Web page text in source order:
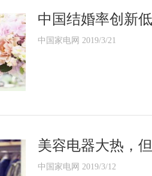
中国结婚率创新
中国家电网 2019/3/21
美容电器大热，
中国家电网 2019/3/12